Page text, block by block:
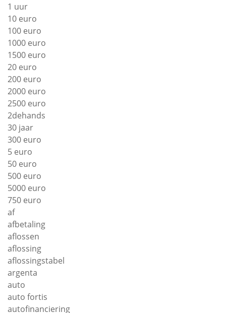
1 uur
10 euro
100 euro
1000 euro
1500 euro
20 euro
200 euro
2000 euro
2500 euro
2dehands
30 jaar
300 euro
5 euro
50 euro
500 euro
5000 euro
750 euro
af
afbetaling
aflossen
aflossing
aflossingstabel
argenta
auto
auto fortis
autofinanciering